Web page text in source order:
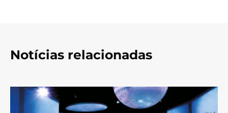
Notícias relacionadas